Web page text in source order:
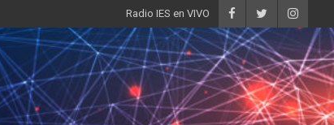
Radio IES en VIVO